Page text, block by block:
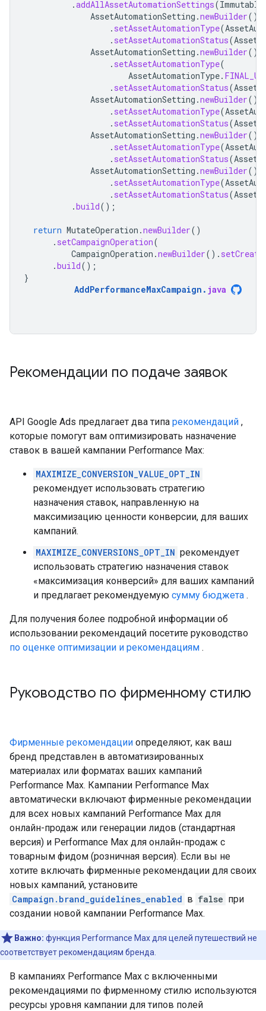
.addAllAssetAutomationSettings(
AssetAutomationSetting .newBuilder()
. setAssetAutomationType(
. setAssetAutomationStatus(
AssetAutomationSetting .newBuilder()
. setAssetAutomationType(
AssetAutomationType.
. setAssetAutomationStatus(
AssetAutomationSetting .newBuilder()
. setAssetAutomationType(
. setAssetAutomationStatus(
AssetAutomationSetting .newBuilder()
. setAssetAutomationType(
. setAssetAutomationStatus(
AssetAutomationSetting .newBuilder()
. setAssetAutomationType(
. setAssetAutomationStatus(
.build();
return MutateOperation .newBuilder()
. setCampaignOperation(
CampaignOperation .newBuilder(). setCreate
.build();
}
AddPerformanceMaxCampaign . java
Рекомендации по подаче заявок
API Google Ads предлагает два типа рекомендаций ,
которые помогут вам оптимизировать назначение
ставок в вашей кампании Performance Max:
MAXIMIZE_CONVERSION_VALUE_OPT_IN
рекомендует использовать стратегию
назначения ставок, направленную на
максимизацию ценности конверсии, для ваших
кампаний.
MAXIMIZE_CONVERSIONS_OPT_IN рекомендует
использовать стратегию назначения ставок
«максимизация конверсий» для ваших кампаний
и предлагает рекомендуемую сумму бюджета .
Для получения более подробной информации об
использовании рекомендаций посетите руководство
по оценке оптимизации и рекомендациям .
Руководство по фирменному стилю
Фирменные рекомендации определяют, как ваш
бренд представлен в автоматизированных
материалах или форматах ваших кампаний
Performance Max. Кампании Performance Max
автоматически включают фирменные рекомендации
для всех новых кампаний Performance Max для
онлайн-продаж или генерации лидов (стандартная
версия) и Performance Max для онлайн-продаж с
товарным фидом (розничная версия). Если вы не
хотите включать фирменные рекомендации для своих
новых кампаний, установите
Campaign.brand_guidelines_enabled в false при
создании новой кампании Performance Max.
Важно: функция Performance Max для целей путешествий не
соответствует рекомендациям бренда.
В кампаниях Performance Max с включенными
рекомендациями по фирменному стилю используются
ресурсы уровня кампании для типов полей